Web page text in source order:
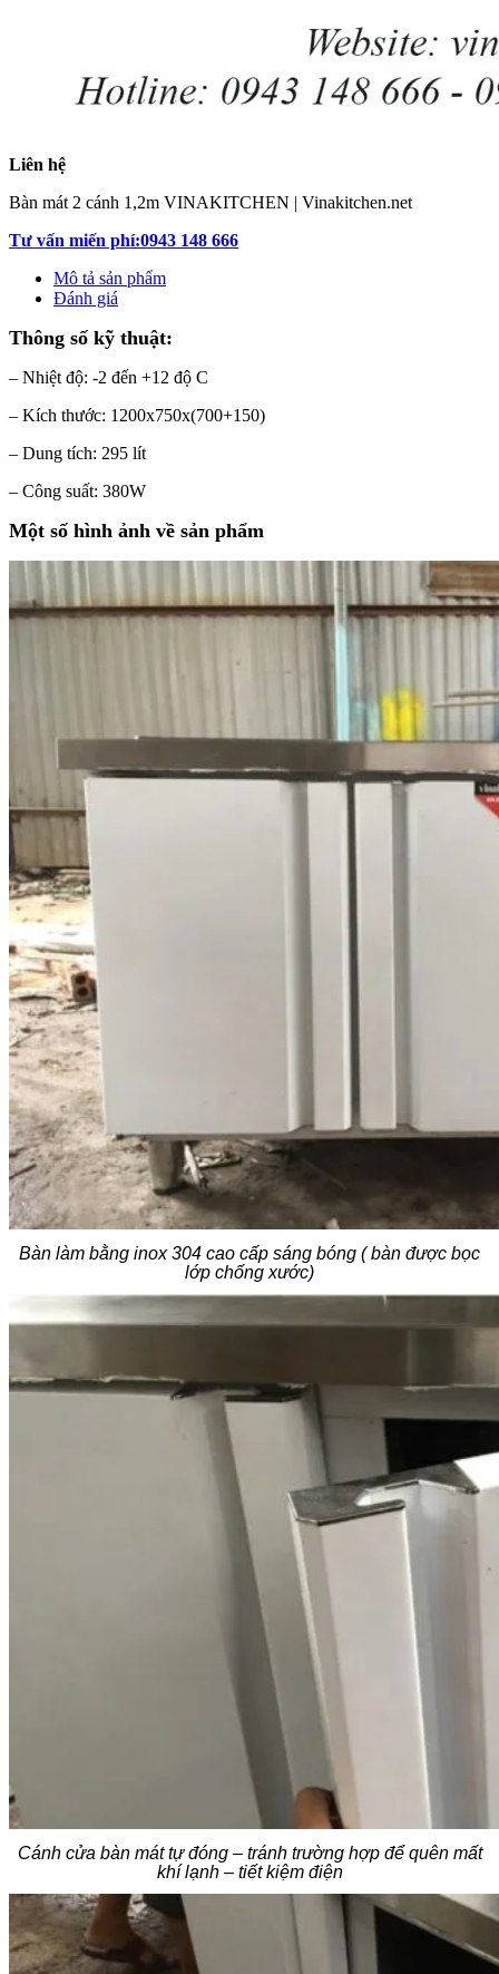
Liên hệ
Bàn mát 2 cánh 1,2m VINAKITCHEN | Vinakitchen.net
Tư vấn miến phí:0943 148 666
Mô tả sản phẩm
Đánh giá
Thông số kỹ thuật:
– Nhiệt độ: -2 đến +12 độ C
– Kích thước: 1200x750x(700+150)
– Dung tích: 295 lít
– Công suất: 380W
Một số hình ảnh về sản phẩm
Bàn làm bằng inox 304 cao cấp sáng bóng ( bàn được bọc
lớp chống xước)
Cánh cửa bàn mát tự đóng – tránh trường hợp để quên mất
khí lạnh – tiết kiệm điện